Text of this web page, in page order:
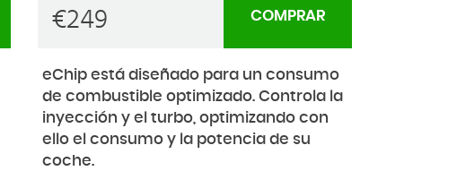
€249 COMPRAR
eChip está diseñado para un consumo
de combustible optimizado. Controla la
inyección y el turbo, optimizando con
ello el consumo y la potencia de su
coche.